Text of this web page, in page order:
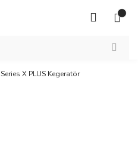
Series X PLUS Kegeratör